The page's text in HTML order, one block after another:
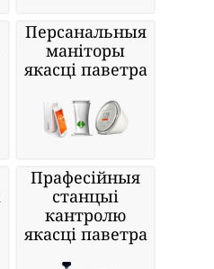
Персанальныя
маніторы
якасці паветра
Прафесійныя
станцыі
кантролю
якасці паветра